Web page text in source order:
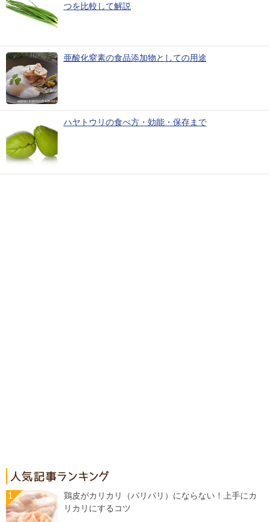
つを比較して解説
亜酸化窒素の食品添加物としての用途
ハヤトウリの食べ方・効能・保存まで
鶏皮がカリカリ（パリパリ）にならない！上手にカ
リカリにするコツ